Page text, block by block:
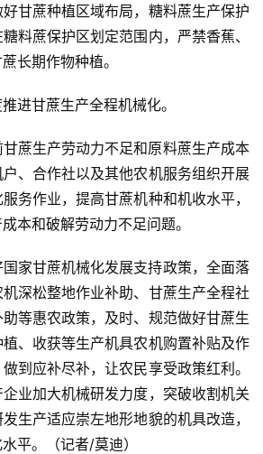
甘蔗种植区域布局，糖料蔗生产保护
料蔗保护区划定范围内，严禁香蕉、
长期作物种植。
进甘蔗生产全程机械化。
蔗生产劳动力不足和原料蔗生产成本
、合作社以及其他农机服务组织开展
务作业，提高甘蔗机种和机收水平，
本和破解劳动力不足问题。
家甘蔗机械化发展支持政策，全面落
深松整地作业补助、甘蔗生产全程社
等惠农政策，及时、规范做好甘蔗生
、收获等生产机具农机购置补贴及作
到应补尽补，让农民享受政策红利。
业加大机械研发力度，突破收割机关
生产适应崇左地形地貌的机具改造，
平。（记者/莫迪）